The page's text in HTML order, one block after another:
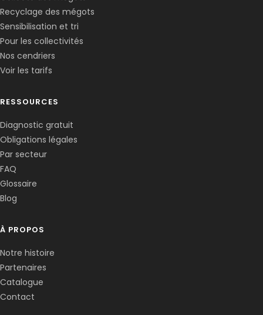
Recyclage des mégots
Sensibilisation et tri
Pour les collectivités
Nos cendriers
Voir les tarifs
RESSOURCES
Diagnostic gratuit
Obligations légales
Par secteur
FAQ
Glossaire
Blog
À PROPOS
Notre histoire
Partenaires
Catalogue
Contact
Corentin · Easy to Change